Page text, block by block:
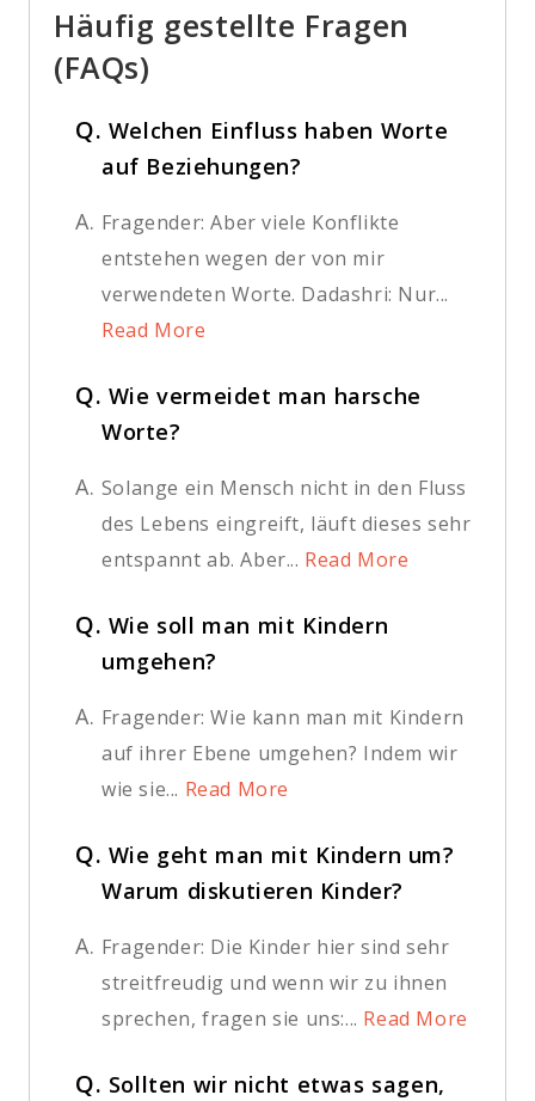
Häufig gestellte Fragen
(FAQs)
Q. Welchen Einfluss haben Worte
auf Beziehungen?
A. Fragender: Aber viele Konflikte
entstehen wegen der von mir
verwendeten Worte. Dadashri: Nur...
Read More
Q. Wie vermeidet man harsche
Worte?
A. Solange ein Mensch nicht in den Fluss
des Lebens eingreift, läuft dieses sehr
entspannt ab. Aber... Read More
Q. Wie soll man mit Kindern
umgehen?
A. Fragender: Wie kann man mit Kindern
auf ihrer Ebene umgehen? Indem wir
wie sie... Read More
Q. Wie geht man mit Kindern um?
Warum diskutieren Kinder?
A. Fragender: Die Kinder hier sind sehr
streitfreudig und wenn wir zu ihnen
sprechen, fragen sie uns:... Read More
Q. Sollten wir nicht etwas sagen,